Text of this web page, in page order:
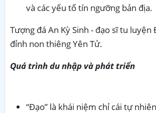
và các yếu tố tín ngưỡng bản địa.
Tượng đá An Kỳ Sinh - đạo sĩ tu
đỉnh non thiêng Yên Tử.
Quá trình du nhập và phát triển
“Đạo” là khái niệm chỉ cái tự